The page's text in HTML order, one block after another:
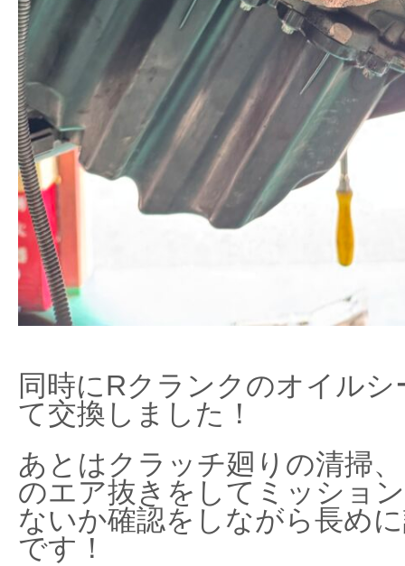
同時にRクランクのオイル
て交換しました！
あとはクラッチ廻りの清掃
のエア抜きをしてミッショ
ないか確認をしながら長め
です！